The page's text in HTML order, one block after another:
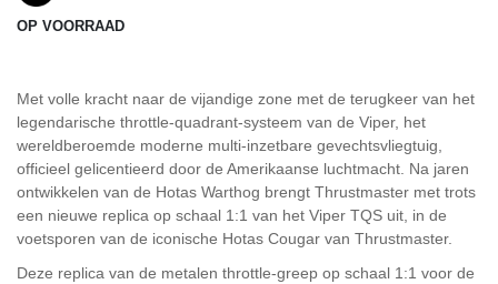
OP VOORRAAD
Met volle kracht naar de vijandige zone met de terugkeer van het
legendarische throttle-quadrant-systeem van de Viper, het
wereldberoemde moderne multi-inzetbare gevechtsvliegtuig,
officieel gelicentieerd door de Amerikaanse luchtmacht. Na jaren
ontwikkelen van de Hotas Warthog brengt Thrustmaster met trots
een nieuwe replica op schaal 1:1 van het Viper TQS uit, in de
voetsporen van de iconische Hotas Cougar van Thrustmaster.
Deze replica van de metalen throttle-greep op schaal 1:1 voor de